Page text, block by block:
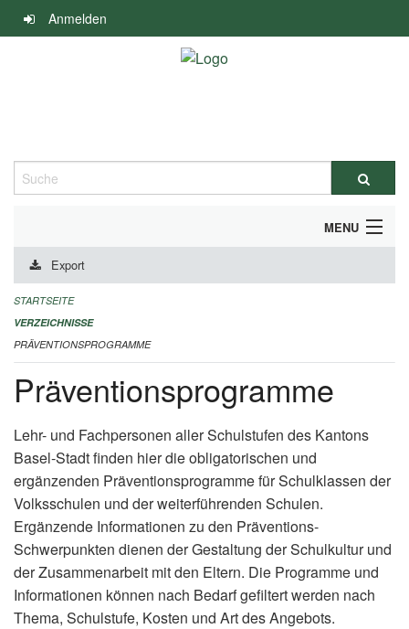
Navigation
überspringen
Anmelden
Suche
MENU
DURCHFÜHRUNG UND FINANZIERUNG
IMPRESSUM
Export
STARTSEITE
VERZEICHNISSE
PRÄVENTIONSPROGRAMME
Präventionsprogramme
Lehr- und Fachpersonen aller Schulstufen des Kantons
Basel-Stadt finden hier die obligatorischen und
ergänzenden Präventionsprogramme für Schulklassen der
Volksschulen und der weiterführenden Schulen.
Ergänzende Informationen zu den Präventions-
Schwerpunkten dienen der Gestaltung der Schulkultur und
der Zusammenarbeit mit den Eltern. Die Programme und
Informationen können nach Bedarf gefiltert werden nach
Thema, Schulstufe, Kosten und Art des Angebots.